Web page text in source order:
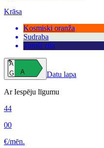
Krāsa
Kosmiski oranža
Sudraba
Tumši zila
A
G
A Datu lapa
Ar Iespēju līgumu
44
00
€/mēn.